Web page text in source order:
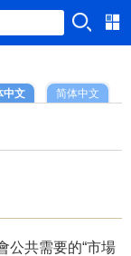
简体中文
中文
公共需要的“市場